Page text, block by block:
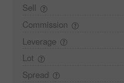
Sell
Commission
Leverage
Lot
Spread